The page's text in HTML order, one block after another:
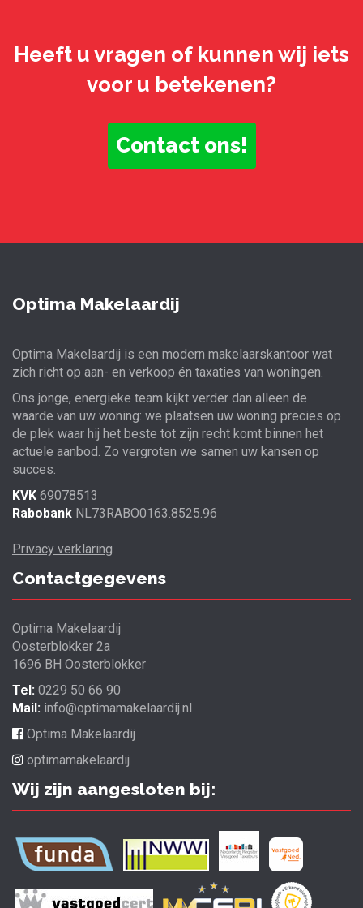
Heeft u vragen of kunnen wij iets
voor u betekenen?
Contact ons!
Optima Makelaardij
Optima Makelaardij is een modern makelaarskantoor wat
zich richt op aan- en verkoop én taxaties van woningen.
Ons jonge, energieke team kijkt verder dan alleen de
waarde van uw woning: we plaatsen uw woning precies op
de plek waar hij het beste tot zijn recht komt binnen het
actuele aanbod. Zo vergroten we samen uw kansen op
succes.
KVK 69078513
Rabobank NL73RABO0163.8525.96
Privacy verklaring
Contactgegevens
Optima Makelaardij
Oosterblokker 2a
1696 BH Oosterblokker
Tel: 0229 50 66 90
Mail: info@optimamakelaardij.nl
Optima Makelaardij
optimamakelaardij
Wij zijn aangesloten bij: